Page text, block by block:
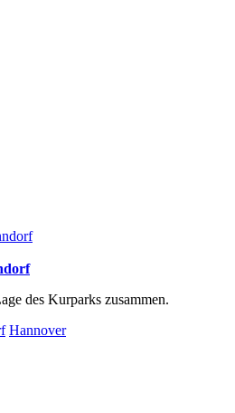
des Kurparks zusammen.
Hannover